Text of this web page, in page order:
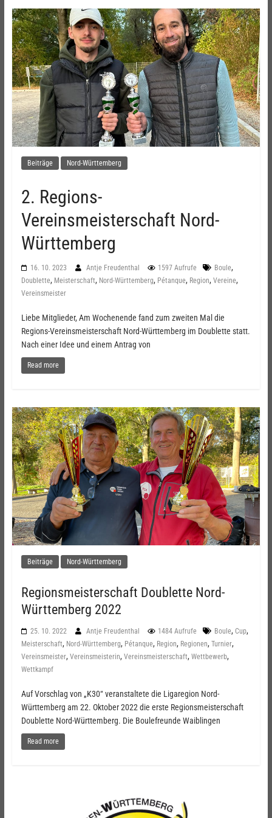
Beiträge Nord-Württemberg
2. Regions-
Vereinsmeisterschaft Nord-
Württemberg
16. 10. 2023 Antje Freudenthal 1597 Aufrufe Boule,
Doublette, Meisterschaft, Nord-Württemberg, Pétanque, Region, Vereine,
Vereinsmeister
Liebe Mitglieder, Am Wochenende fand zum zweiten Mal die
Regions-Vereinsmeisterschaft Nord-Württemberg im Doublette statt.
Nach einer Idee und einem Antrag von
Read more
Beiträge Nord-Württemberg
Regionsmeisterschaft Doublette Nord-
Württemberg 2022
25. 10. 2022 Antje Freudenthal 1484 Aufrufe Boule, Cup,
Meisterschaft, Nord-Württemberg, Pétanque, Region, Regionen, Turnier,
Vereinsmeister, Vereinsmeisterin, Vereinsmeisterschaft, Wettbewerb,
Wettkampf
Auf Vorschlag von „K30“ veranstaltete die Ligaregion Nord-
Württemberg am 22. Oktober 2022 die erste Regionsmeisterschaft
Doublette Nord-Württemberg. Die Boulefreunde Waiblingen
Read more